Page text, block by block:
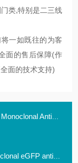
类,特别是二三线
一如既往的为客
面的售后保障(作
面的技术支持)
Clone ID: UMLBI126
Clone LBI5A2